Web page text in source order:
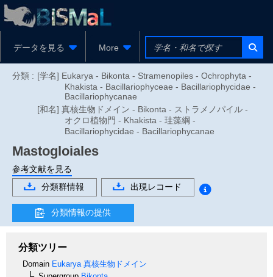
データを見る More
分類 : [学名] Eukarya - Bikonta - Stramenopiles - Ochrophyta -
Khakista - Bacillariophyceae - Bacillariophycidae -
Bacillariophycanae
[和名] 真核生物ドメイン - Bikonta - ストラメノパイル -
オクロ植物門 - Khakista - 珪藻綱 -
Bacillariophycidae - Bacillariophycanae
Mastogloiales
参考文献を見る
分類群情報
出現レコード
分類情報の提供
分類ツリー
Domain Eukarya 真核生物ドメイン